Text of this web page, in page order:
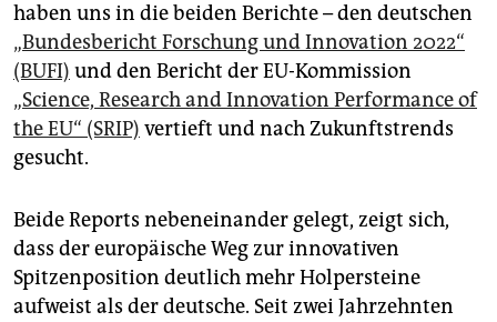
haben uns in die beiden Berichte – den deutschen
„Bundesbericht Forschung und Innovation 2022“
(BUFI) und den Bericht der EU-Kommission
„Science, Research and Innovation Performance of
the EU“ (SRIP) vertieft und nach Zukunftstrends
gesucht.
Beide Reports nebeneinander gelegt, zeigt sich,
dass der europäische Weg zur innovativen
Spitzenposition deutlich mehr Holpersteine
aufweist als der deutsche. Seit zwei Jahrzehnten